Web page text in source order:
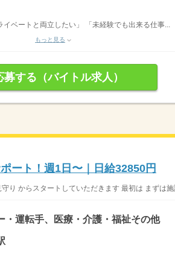
ベートと両立したい」 「未経験でも出来る仕事...
もっと見る
募する（バイトル求人）
ート！週1日〜｜日給32850円
り からスタートしていただきます 最初は まずは施
・運転手、医療・介護・福祉その他